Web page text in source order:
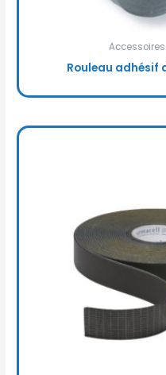
Rouleau adhésif